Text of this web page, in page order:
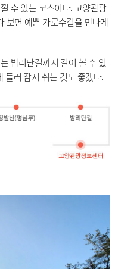
수 있는 코스이다. 고양관광
보면 예쁜 가로수길을 만나게
밤리단길까지 걸어 볼 수 있
들러 잠시 쉬는 것도 좋겠다.